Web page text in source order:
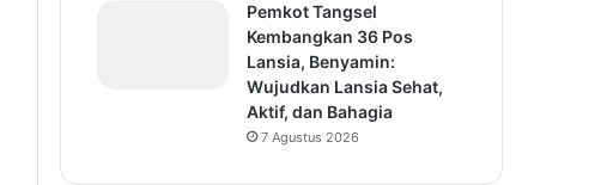
Pemkot Tangsel
Kembangkan 36 Pos
Lansia, Benyamin:
Wujudkan Lansia Sehat,
Aktif, dan Bahagia
7 Agustus 2026